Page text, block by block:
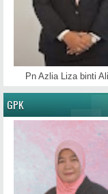
Pn Azlia Liza binti
GPK